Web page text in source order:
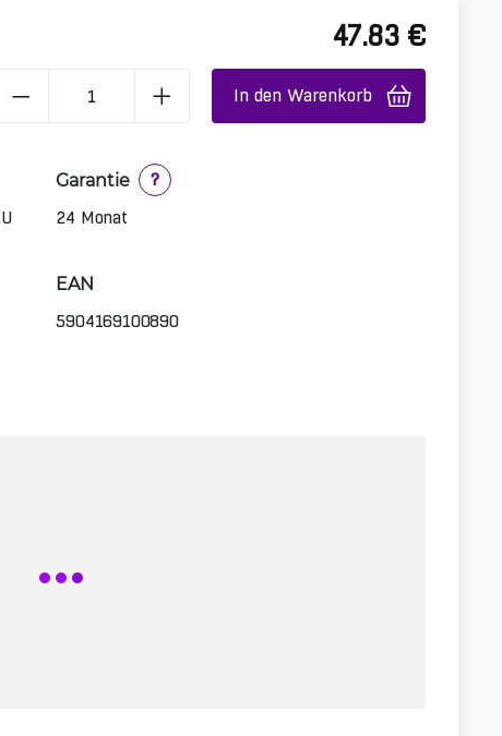
47.83 €
In den Warenkorb
Garantie
?
24 Monat
EAN
5904169100890